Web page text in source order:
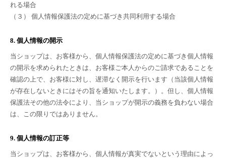
れる場合
（３） 個人情報保護法の定めに基づき共同利用する場合
8. 個人情報の開示
当ショップは、お客様から、個人情報保護法の定めに基づき個人情報
の開示を求められたときは、お客様ご本人からのご請求であることを
確認の上で、お客様に対し、遅滞なく開示を行います（当該個人情報
が存在しないときにはその旨を通知いたします。）。但し、個人情報
保護法その他の法令により、当ショップが開示の義務を負わない場合
は、この限りではありません。
9. 個人情報の訂正等
当ショップは、お客様から、個人情報が真実でないという理由によっ